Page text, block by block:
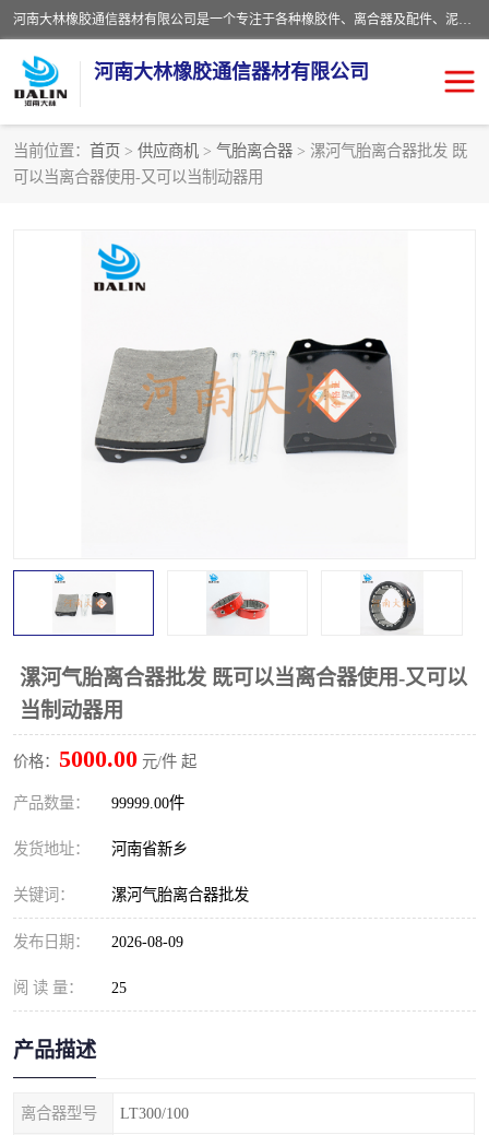
河南大林橡胶通信器材有限公司是一个专注于各种橡胶件、离合器及配件、泥浆泵及配件等产品设计制造和加工的企业。产品应用于矿山、冶金、石油、钢铁、化工、水泥、船舶、造纸、通用机械等各种大功率机械传动或制动装置。
河南大林橡胶通信器材有限公司
当前位置： 首页 > 供应商机 > 气胎离合器 > 漯河气胎离合器批发 既
可以当离合器使用-又可以当制动器用
漯河气胎离合器批发 既可以当离合器使用-又可以
当制动器用
价格： 5000.00 元/件 起
产品数量： 99999.00件
发货地址： 河南省新乡
关键词： 漯河气胎离合器批发
发布日期： 2026-08-09
阅 读 量： 25
产品描述
离合器型号 LT300/100
推盘离合器
VC离合器
PO隔膜离合器
泥浆泵空气包胶囊 气动元件
DY隔膜式离合器 CB离合器
KB离合器 实芯轮胎